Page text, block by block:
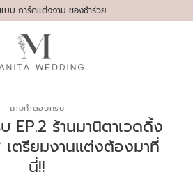
บ การ์ดแต่งงาน ของชำร่วย
ถามคำตอบครบ
EP.2 ร้านมานิตาเวดดิ้ง
เตรียมงานแต่งต้องมาที่
นี่!!